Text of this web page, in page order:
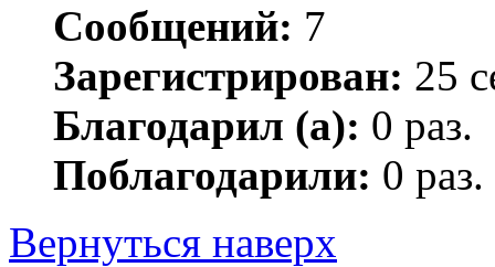
Сообщений: 7
Зарегистрирован: 25
Благодарил (а): 0 раз.
Поблагодарили: 0 раз.
Вернуться наверх